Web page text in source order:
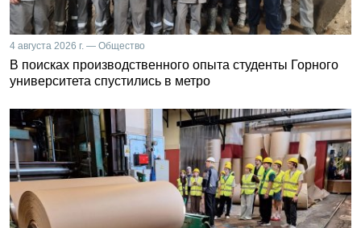
4 августа 2026 г. — Общество
В поисках производственного опыта студенты Горного
университета спустились в метро